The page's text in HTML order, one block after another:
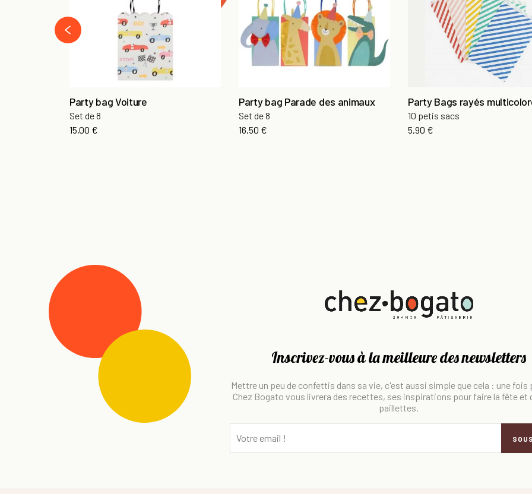
Party bag Voiture
Set de 8
15,00 €
Party bag Parade des animaux
Set de 8
16,50 €
Party Bags rayés
10 petis sacs
5,90 €
‹
Inscrivez-vous à la meilleure des newsletters
Mettre un peu de confettis dans sa vie, c'est aussi simple que cela : une fois
Chez Bogato vous livrera des recettes, ses inspirations pour faire la fête et
paillettes.